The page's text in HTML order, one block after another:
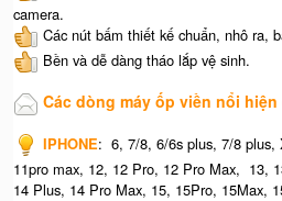
camera.
Các nút bấm thiết kế chuẩn, nhô ra,
Bền và dễ dàng tháo lắp vệ sinh.
Các dòng máy ốp viền nổi hiện
IPHONE: 6, 7/8, 6/6s plus, 7/8 plus,
11pro max, 12, 12 Pro, 12 Pro Max, 13,
14 Plus, 14 Pro Max, 15, 15Pro, 15Max,